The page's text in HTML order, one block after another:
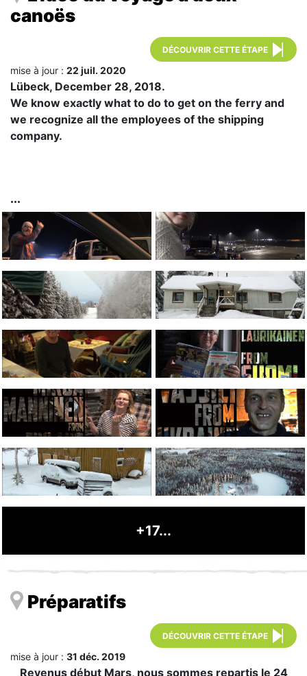
canoës
DÉCOUVRIR CETTE ÉTAPE
mise à jour : 22 juil. 2020
Lübeck, December 28, 2018.
We know exactly what to do to get on the ferry and
we recognize all the employees of the shipping
company.
+17...
Préparatifs
DÉCOUVRIR CETTE ÉTAPE
mise à jour : 31 déc. 2019
Revenus début Mars, nous sommes repartis le 24